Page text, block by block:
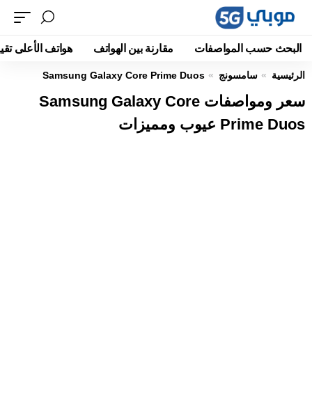
البحث حسب المواصفات مقارنة بين الهواتف هواتف الأعلى
الرئيسية سامسونج Samsung Galaxy Core Prime Duos
سعر ومواصفات Samsung Galaxy Core
Prime Duos عيوب ومميزات